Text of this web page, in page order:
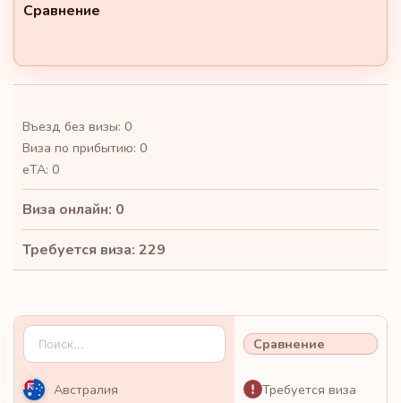
Сравнение
Въезд без визы: 0
Виза по прибытию: 0
eTA: 0
Виза онлайн: 0
Требуется виза: 229
Сравнение
Австралия Требуется виза